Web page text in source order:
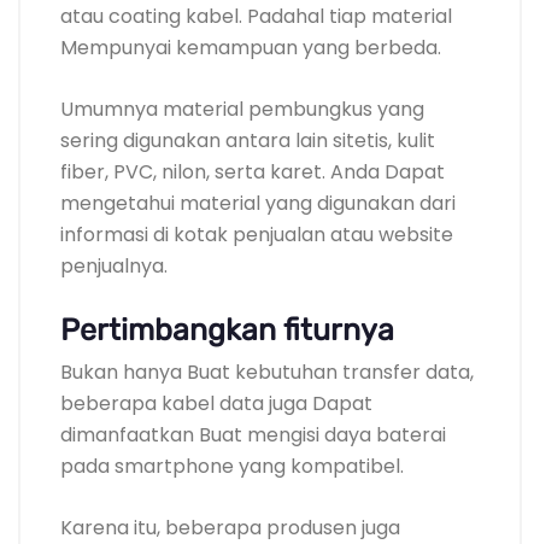
atau coating kabel. Padahal tiap material
Mempunyai kemampuan yang berbeda.
Umumnya material pembungkus yang
sering digunakan antara lain sitetis, kulit
fiber, PVC, nilon, serta karet. Anda Dapat
mengetahui material yang digunakan dari
informasi di kotak penjualan atau website
penjualnya.
Pertimbangkan fiturnya
Bukan hanya Buat kebutuhan transfer data,
beberapa kabel data juga Dapat
dimanfaatkan Buat mengisi daya baterai
pada smartphone yang kompatibel.
Karena itu, beberapa produsen juga